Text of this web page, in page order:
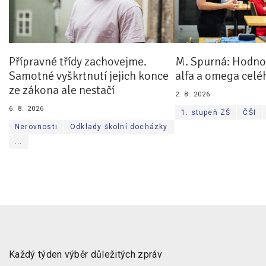
Přípravné třídy zachovejme.
Samotné vyškrtnutí jejich konce
ze zákona ale nestačí
6. 8. 2026
Nerovnosti
Odklady školní docházky
...
M. Spurná:
alfa a omega
2. 8. 2026
1. stupeň ZŠ ČŠI
Každý týden výběr důležitých zpráv